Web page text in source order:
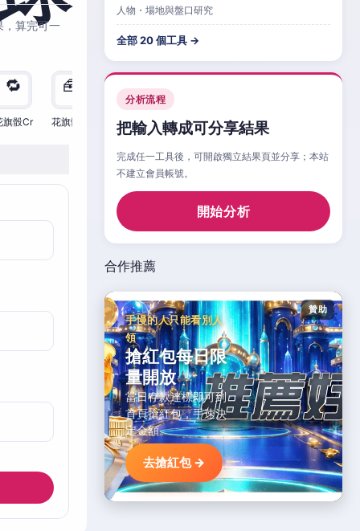
算完可一
🔁
旗骰Cr
🧰
花旗骰Cr
🧮
花旗骰Cr 花旗骰Cr 花旗骰Cr
人物・場地與盤口研究
全部 20 個工具 →
分析流程
把輸入轉成可分享結果
完成任一工具後，可開啟獨立結果頁並分享；本站
不建立會員帳號。
開始分析
合作推薦
贊助
手慢的人只能看別人
領
搶紅包每日限
量開放
當日存款達標即可到
首頁搶紅包，手速決
定金額。
去搶紅包 →